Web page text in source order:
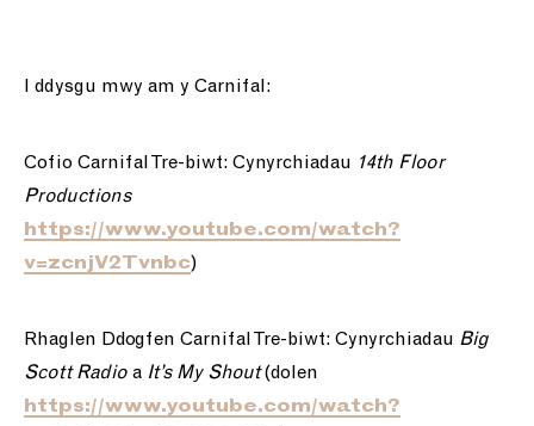
I ddysgu mwy am y Carnifal:
Cofio Carnifal Tre-biwt: Cynyrchiadau 14th Floor
Productions
https://www.youtube.com/watch?
v=zcnjV2Tvnbc)
Rhaglen Ddogfen Carnifal Tre-biwt: Cynyrchiadau Big
Scott Radio a It’s My Shout(dolen
https://www.youtube.com/watch?